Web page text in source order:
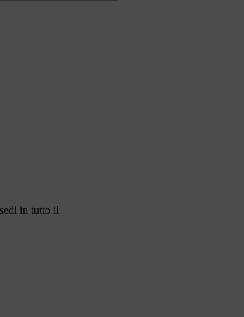
in tutto il